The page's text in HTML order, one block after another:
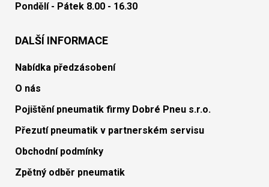
Pondělí - Pátek 8.00 - 16.30
DALŠÍ INFORMACE
Nabídka předzásobení
O nás
Pojištění pneumatik firmy Dobré Pneu s.r.o.
Přezutí pneumatik v partnerském servisu
Obchodní podmínky
Zpětný odběr pneumatik